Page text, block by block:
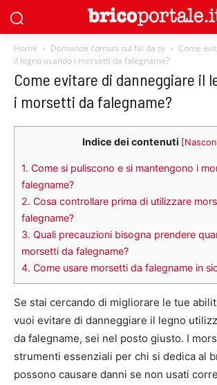
Home Domande comuni sul fai da te
Come
il legno usando i morsetti da falegname?
Come evitare di danneggiare il
i morsetti da falegname?
Indice dei contenuti [
1. Come si puliscono e si mantengono i
falegname?
2. Cosa controllare prima di utilizzare
falegname?
3. Quali precauzioni bisogna prendere
morsetti da falegname?
4. Come usare morsetti da falegname in
Se stai cercando di migliorare le tue
vuoi evitare di danneggiare il legno
da falegname, sei nel posto giusto. I
strumenti essenziali per chi si dedica al
possono causare danni se non usati